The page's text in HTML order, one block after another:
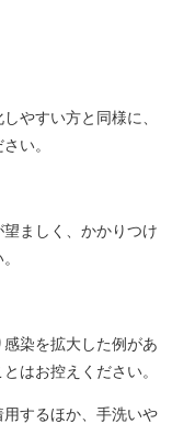
やすい方と同様に、
い。
ましく、かかりつけ
染を拡大した例があ
はお控えください。
するほか、手洗いや